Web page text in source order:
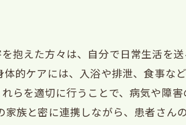
抱えた方々は、自分で日常生活を
的ケアには、入浴や排泄、食事な
らを適切に行うことで、病気や障
族と密に連携しながら、患者さん